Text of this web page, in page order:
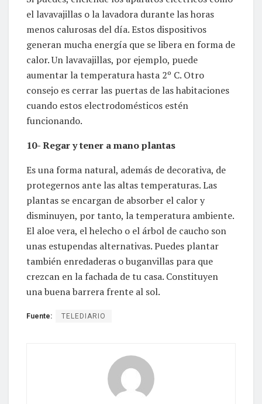
el lavavajillas o la lavadora durante las horas
menos calurosas del día. Estos dispositivos
generan mucha energía que se libera en forma de
calor. Un lavavajillas, por ejemplo, puede
aumentar la temperatura hasta 2º C. Otro
consejo es cerrar las puertas de las habitaciones
cuando estos electrodomésticos estén
funcionando.
10- Regar y tener a mano plantas
Es una forma natural, además de decorativa, de
protegernos ante las altas temperaturas. Las
plantas se encargan de absorber el calor y
disminuyen, por tanto, la temperatura ambiente.
El aloe vera, el helecho o el árbol de caucho son
unas estupendas alternativas. Puedes plantar
también enredaderas o buganvillas para que
crezcan en la fachada de tu casa. Constituyen
una buena barrera frente al sol.
Fuente: TELEDIARIO